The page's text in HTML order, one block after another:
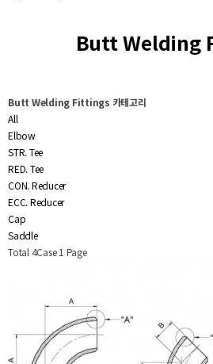
Butt Welding
Butt Welding Fittings 카테고리
All
Elbow
STR. Tee
RED. Tee
CON. Reducer
ECC. Reducer
Cap
Saddle
Total 4Case1 Page